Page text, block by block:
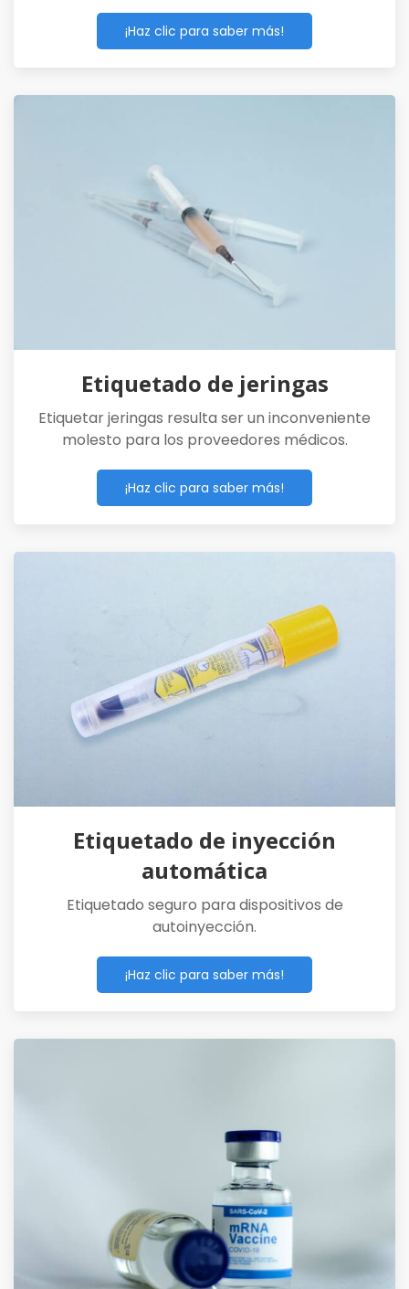
¡Haz clic para saber más!
Etiquetado de jeringas
Etiquetar jeringas resulta ser un inconveniente
molesto para los proveedores médicos.
¡Haz clic para saber más!
Etiquetado de inyección
automática
Etiquetado seguro para dispositivos de
autoinyección.
¡Haz clic para saber más!